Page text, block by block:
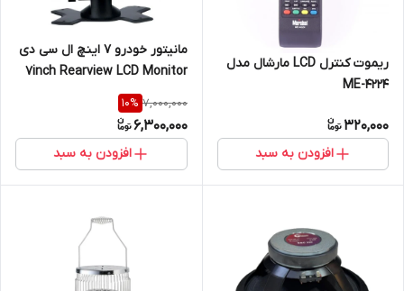
ریموت کنترل LCD مارشال مدل
ME-4224
320,000
افزودن به سبد
مانیتور خودرو 7 اینچ ال سی دی
7inch Rearview LCD Monitor
7,000,000
10%
6,300,000
افزودن به سبد